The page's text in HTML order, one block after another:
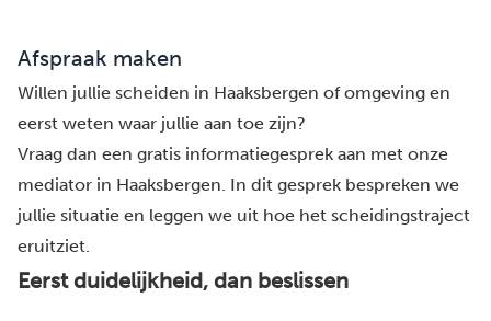
Afspraak maken
Willen jullie scheiden in Haaksbergen of omgeving en
eerst weten waar jullie aan toe zijn?
Vraag dan een gratis informatiegesprek aan met onze
mediator in Haaksbergen. In dit gesprek bespreken we
jullie situatie en leggen we uit hoe het scheidingstraject
eruitziet.
Eerst duidelijkheid, dan beslissen